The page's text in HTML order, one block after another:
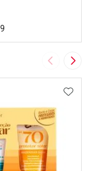
Imagem
FAVORITOS